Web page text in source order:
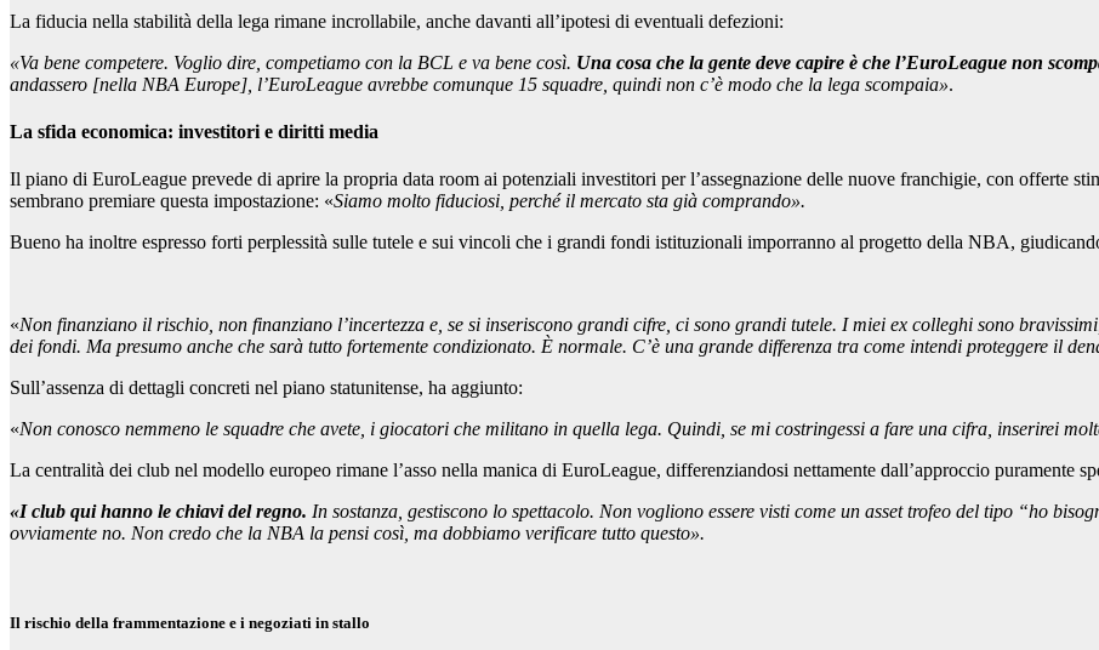
La fiducia nella stabilità della lega rimane incrollabile, anche davanti all’ipotesi di eventuali defezioni:
«Va bene competere. Voglio dire, competiamo con la BCL e va bene così. Una cosa che la gente deve capire è che l’EuroLeague non
andassero [nella NBA Europe], l’EuroLeague avrebbe comunque 15 squadre, quindi non c’è modo che la lega scompaia».
La sfida economica: investitori e diritti media
Il piano di EuroLeague prevede di aprire la propria data room ai potenziali investitori per l’assegnazione delle nuove franchigie, con offerte
sembrano premiare questa impostazione: «Siamo molto fiduciosi, perché il mercato sta già comprando».
Bueno ha inoltre espresso forti perplessità sulle tutele e sui vincoli che i grandi fondi istituzionali imporranno al progetto della NBA,
«Non finanziano il rischio, non finanziano l’incertezza e, se si inseriscono grandi cifre, ci sono grandi tutele. I miei ex colleghi sono
dei fondi. Ma presumo anche che sarà tutto fortemente condizionato. È normale. C’è una grande differenza tra come intendi proteggere il
Sull’assenza di dettagli concreti nel piano statunitense, ha aggiunto:
«Non conosco nemmeno le squadre che avete, i giocatori che militano in quella lega. Quindi, se mi costringessi a fare una cifra, inserirei
La centralità dei club nel modello europeo rimane l’asso nella manica di EuroLeague, differenziandosi nettamente dall’approccio puramente
«I club qui hanno le chiavi del regno. In sostanza, gestiscono lo spettacolo. Non vogliono essere visti come un asset trofeo del tipo “ho
ovviamente no. Non credo che la NBA la pensi così, ma dobbiamo verificare tutto questo».
Il rischio della frammentazione e i negoziati in stallo